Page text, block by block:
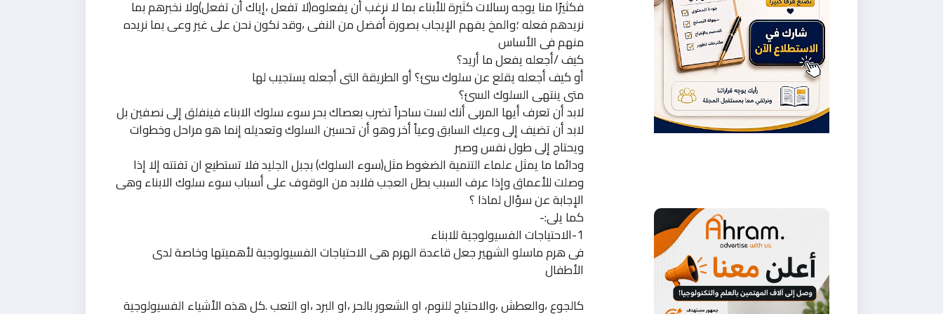
فكثيرًا منا يوجه رسالات كثيرة للأبناء بما لا نرغب أن يفعلوه(لا تفعل ،إياك أن تفعل)ولا نخبرهم بما
نريدهم فعله ؛والمخ يفهم الإيجاب بصورة أفضل من النفى ،وقد نكون نحن على غير وعى بما نريده
منهم فى الأساس
كيف /أجعله يفعل ما أريد؟
أو كيف أجعله يقلع عن سلوك سئ؟ أو الطريقة التى أجعله يستجيب لها
متى ينتهى السلوك السئ؟
لابد أن تعرف أيها المربى أنك لست ساحراً تضرب بعصاك بحر سوء سلوك الابناء فينفلق إلى نصفين بل
لابد أن تضيف إلى وعيك السابق وعياً أخر وهو أن تحسين السلوك وتعديله إنما هو مراحل وخطوات
ويحتاج إلى طول نفس وصبر
ودائما ما يمثل علماء التنمية الضغوط مثل(سوء السلوك) بجبل الجليد فلا تستطيع ان تفتته إلا إذا
وصلت للأعماق وإذا عرف السبب بطل العجب فلابد من الوقوف على أسباب سوء سلوك الابناء وهى
الإجابة عن سؤال لماذا ؟
كما يلى:-
1-الاحتياجات الفسيولوجية للابناء
فى هرم ماسلو الشهير جعل قاعدة الهرم هى الاحتياجات الفسيولوجية لأهميتها وخاصة لدى
الأطفال
كالجوع ،والعطش ،والاحتياج للنوم، او الشعور بالحر ،او البرد ،او التعب .كل هذه الأشياء الفسيولوجية